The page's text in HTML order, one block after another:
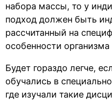
набора массы, то у
подход должен быть
рассчитанный на
особенности организма
Будет гораздо легче,
обучались в
где изучали такие